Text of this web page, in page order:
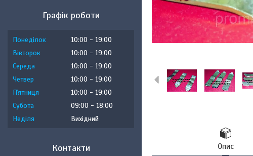
Опис
Графік роботи
Понеділок 10:00
19:00
Вівторок
10:00
19:00
Середа
10:00
19:00
Четвер
10:00
19:00
Пʼятниця
10:00
19:00
Субота
09:00
18:00
Неділя
Вихідний
Контакти